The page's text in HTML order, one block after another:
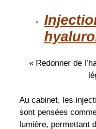
« Redonner de
Au cabinet, les
sont pensées
lumière, permettant